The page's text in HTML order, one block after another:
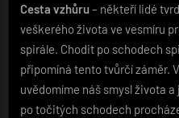
Cesta vzhůru– někteří lidé
veškerého života ve vesmíru
spirále. Chodit po schodech
připomíná tento tvůrčí záměr.
uvědomíme náš smysl života
po točitých schodech